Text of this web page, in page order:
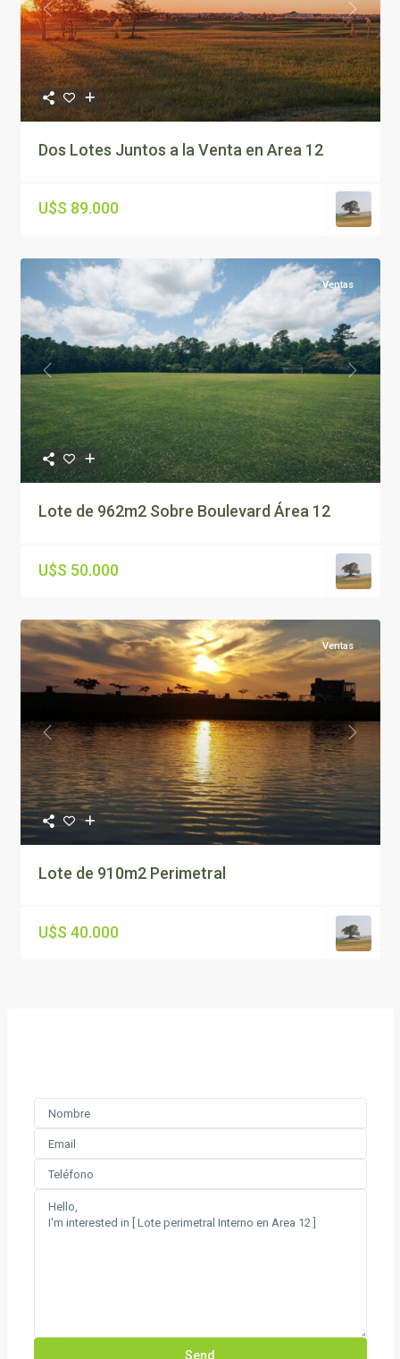
Previous Next
Dos Lotes Juntos a la Venta en Area 12
U$S 89.000
Previous Next
Ventas
Lote de 962m2 Sobre Boulevard Área 12
U$S 50.000
Previous Next
Ventas
Lote de 910m2 Perimetral
U$S 40.000